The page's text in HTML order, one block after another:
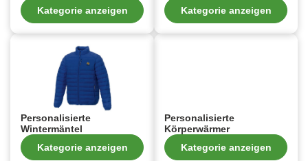
Kategorie anzeigen Kategorie anzeigen
Personalisierte
Wintermäntel
Kategorie anzeigen
Personalisierte
Körperwärmer
Kategorie anzeigen